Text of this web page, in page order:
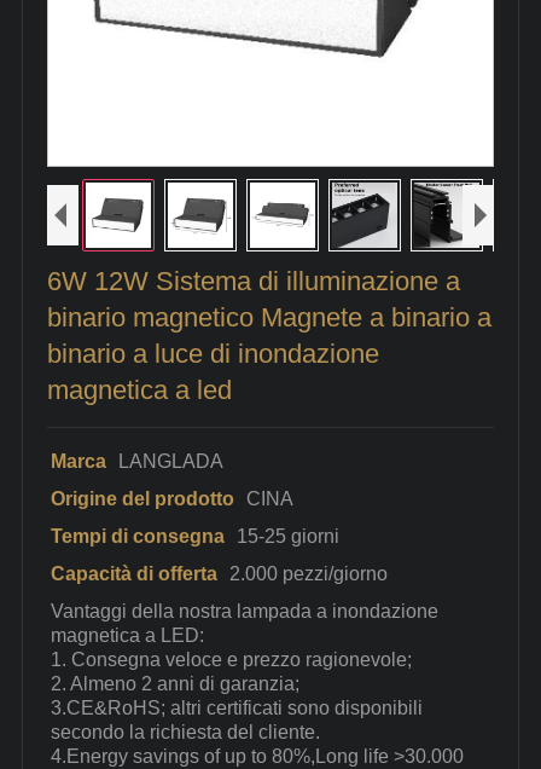
6W 12W Sistema di illuminazione a
binario magnetico Magnete a binario a
binario a luce di inondazione
magnetica a led
Marca
LANGLADA
Origine del prodotto
CINA
Tempi di consegna
15-25 giorni
Capacità di offerta
2.000 pezzi/giorno
Vantaggi della nostra lampada a inondazione
magnetica a LED:
1. Consegna veloce e prezzo ragionevole;
2. Almeno 2 anni di garanzia;
3.CE&RoHS; altri certificati sono disponibili
secondo la richiesta del cliente.
4.Energy savings of up to 80%,Long life >30.000